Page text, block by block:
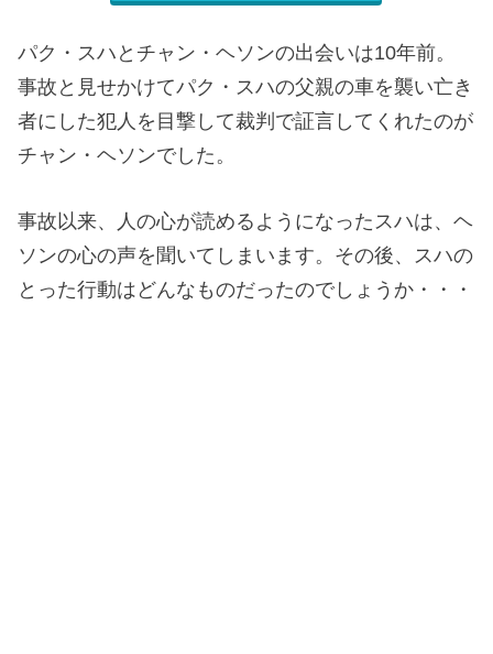
パク・スハとチャン・ヘソンの出会いは10年前。
事故と見せかけてパク・スハの父親の車を襲い亡き
者にした犯人を目撃して裁判で証言してくれたのが
チャン・ヘソンでした。
事故以来、人の心が読めるようになったスハは、ヘ
ソンの心の声を聞いてしまいます。その後、スハの
とった行動はどんなものだったのでしょうか・・・